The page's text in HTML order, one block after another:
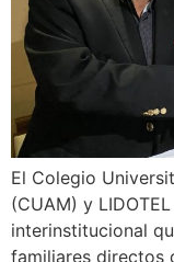
El Colegio
(CUAM) y
interinstitucional
familiares directos